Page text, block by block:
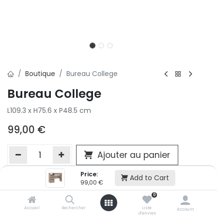
Price:
99,00 € Add to Cart
Accueil Rechercher
0
Liste
d'envies
Account
Boutique Bureau College
Bureau College
L109.3 x H75.6 x P48.5 cm
99,00 €
Ajouter au panier
Ajouter à la liste d'envie
Si vous ne pouvez pas ajouter cet article dans votre panier
victime de son succès et momentanément indisponible.